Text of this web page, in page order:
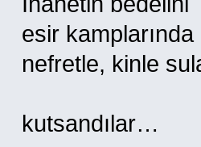
esir
nefretle, kinle
kutsandılar…